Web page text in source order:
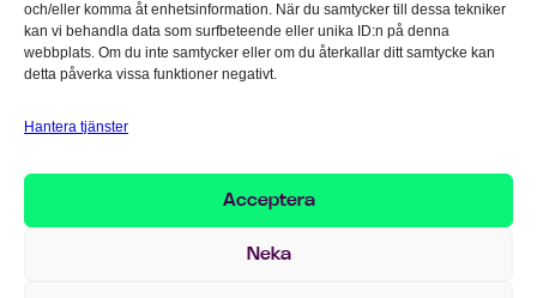
och/eller komma åt enhetsinformation. När du samtycker till dessa tekniker
kan vi behandla data som surfbeteende eller unika ID:n på denna
webbplats. Om du inte samtycker eller om du återkallar ditt samtycke kan
detta påverka vissa funktioner negativt.
Hantera tjänster
Acceptera
Neka